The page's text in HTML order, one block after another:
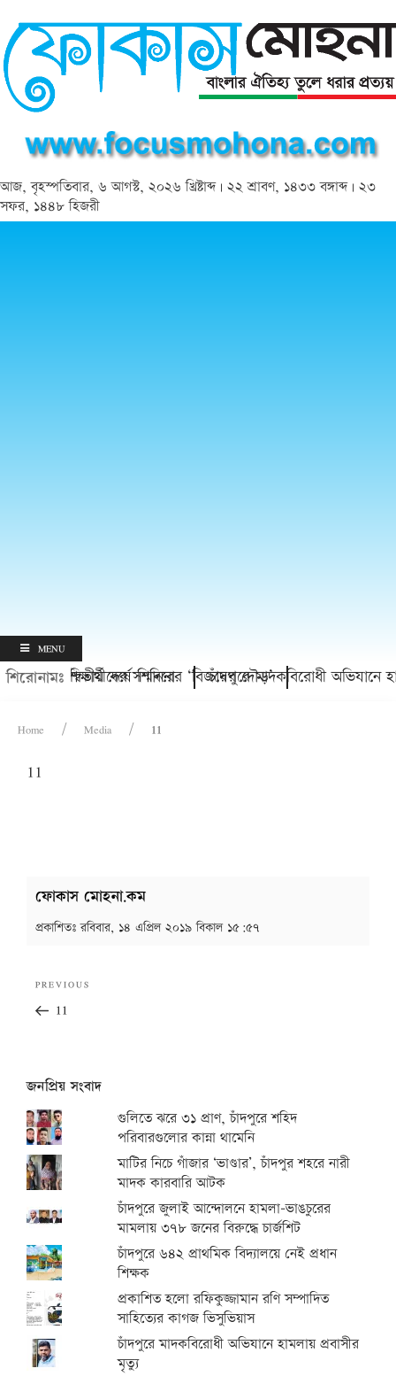
আজ, বৃহস্পতিবার, ৬ আগস্ট, ২০২৬ খ্রিষ্টাব্দ | ২২ শ্রাবণ, ১৪৩৩ বঙ্গাব্দ | ২৩
সফর, ১৪৪৮ হিজরী
MENU
শিরোনামঃ
প্রাপ্ত শিক্ষার্থীদের সম্মাননা চাঁদপুরে মাদকবিরোধী অভিযানে
দ্বিতীয় বর্ষে শিবিরের ‘বিজয়ের দৌড়’
Home Media 11
11
ফোকাস মোহনা.কম
প্রকাশিতঃরবিবার, ১৪ এপ্রিল ২০১৯ বিকাল ১৫:৫৭
navigation
Previous
Post
PREVIOUS
11
জনপ্রিয় সংবাদ
গুলিতে ঝরে ৩১ প্রাণ, চাঁদপুরে শহিদ
পরিবারগুলোর কান্না থামেনি
মাটির নিচে গাঁজার ‘ভাণ্ডার’, চাঁদপুর শহরে নারী
মাদক কারবারি আটক
চাঁদপুরে জুলাই আন্দোলনে হামলা-ভাঙচুরের
মামলায় ৩৭৮ জনের বিরুদ্ধে চার্জশিট
চাঁদপুরে ৬৪২ প্রাথমিক বিদ্যালয়ে নেই প্রধান
শিক্ষক
প্রকাশিত হলো রফিকুজ্জামান রণি সম্পাদিত
সাহিত্যের কাগজ ভিসুভিয়াস
চাঁদপুরে মাদকবিরোধী অভিযানে হামলায় প্রবাসীর
মৃত্যু